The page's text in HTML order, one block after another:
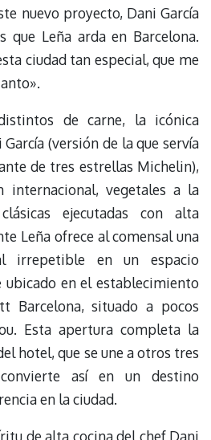
nuevo proyecto, Dani García
que Leña arda en Barcelona.
ciudad tan especial, que me
de carne, la icónica
(versión de la que servía
de tres estrellas Michelin),
internacional, vegetales a la
ejecutadas con alta
Leña ofrece al comensal una
irrepetible en un espacio
ubicado en el establecimiento
Barcelona, situado a pocos
Esta apertura completa la
hotel, que se une a otros tres
así en un destino
en la ciudad.
de alta cocina del chef Dani